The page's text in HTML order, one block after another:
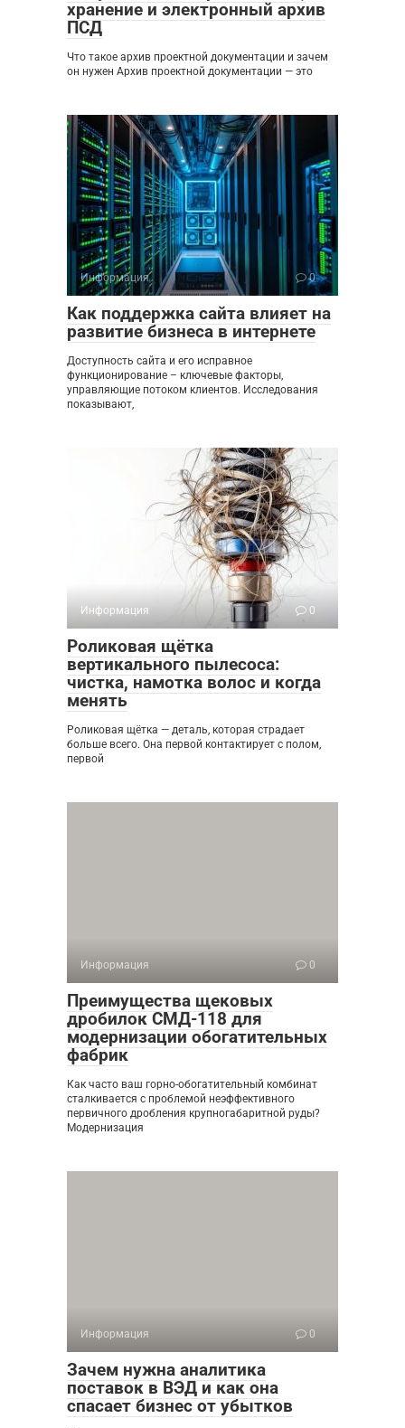
хранение и электронный архив
ПСД
Что такое архив проектной документации и зачем
он нужен Архив проектной документации — это
Информация 0
Как поддержка сайта влияет на
развитие бизнеса в интернете
Доступность сайта и его исправное
функционирование – ключевые факторы,
управляющие потоком клиентов. Исследования
показывают,
Информация 0
Роликовая щётка
вертикального пылесоса:
чистка, намотка волос и когда
менять
Роликовая щётка — деталь, которая страдает
больше всего. Она первой контактирует с полом,
первой
Информация 0
Преимущества щековых
дробилок СМД-118 для
модернизации обогатительных
фабрик
Как часто ваш горно-обогатительный комбинат
сталкивается с проблемой неэффективного
первичного дробления крупногабаритной руды?
Модернизация
Информация 0
Зачем нужна аналитика
поставок в ВЭД и как она
спасает бизнес от убытков